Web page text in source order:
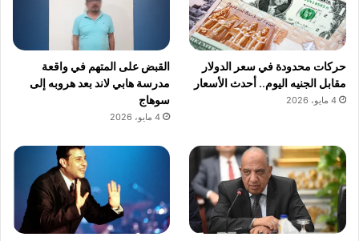
حركات محدودة في سعر الدولار
مقابل الجنيه اليوم.. أحدث الأسعار
4 مايو، 2026
القبض على المتهم في واقعة
مدرسة هابي لاند بعد هروبه إلى
سوهاج
4 مايو، 2026